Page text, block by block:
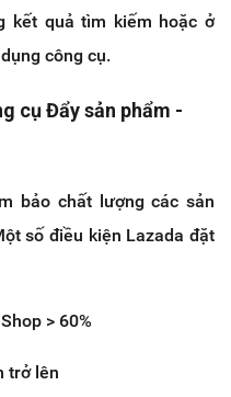
kết quả tìm kiếm hoặc ở
công cụ.
cụ Đẩy sản phẩm -
bảo chất lượng các sản
số điều kiện Lazada đặt
> 60%
trở lên